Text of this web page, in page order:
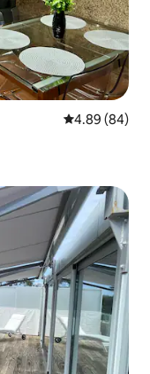
Calificación
4.89 (84)